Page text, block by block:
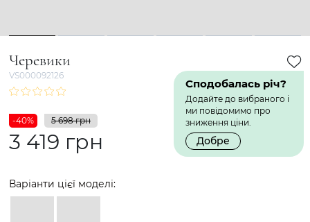
1 2 3 4 5 6
Черевики
VS000092126
Сподобалась річ?
Додайте до вибраного і
ми повідомимо про
зниження ціни.
Добре
-40% 5 698 грн
3 419 грн
Варіанти цієї моделі: